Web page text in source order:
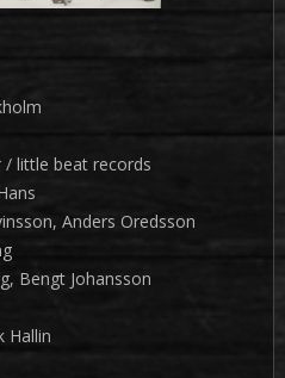
/ little beat records
Anders Oredsson
Bengt Johansson
Hallin